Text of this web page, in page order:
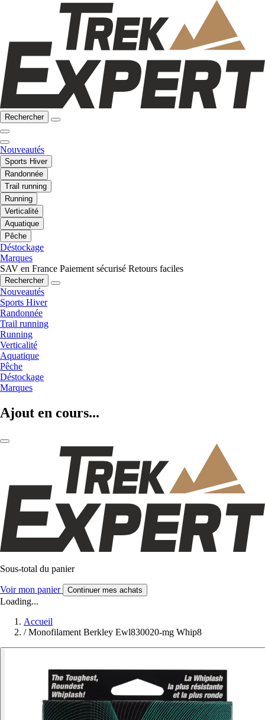
Rechercher
Nouveautés
Sports Hiver
Randonnée
Trail running
Running
Verticalité
Aquatique
Pêche
Déstockage
Marques
SAV en France Paiement sécurisé Retours faciles
Rechercher
Nouveautés
Sports Hiver
Randonnée
Trail running
Running
Verticalité
Aquatique
Pêche
Déstockage
Marques
Ajout en cours...
Sous-total du panier
Voir mon panier Continuer mes achats
Loading...
Accueil
/ Monofilament Berkley Ewl830020-mg Whip8